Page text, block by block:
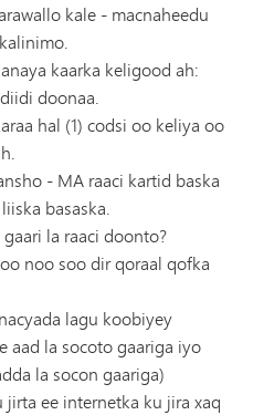
kale - macnaheedu
kaarka keligood ah:
doonaa.
hal (1) codsi oo keliya oo
- MA raaci kartid baska
basaska.
la raaci doonto?
noo soo dir qoraal qofka
lagu koobiyey
aad la socoto gaariga iyo
la socon gaariga)
ee internetka ku jira xaq